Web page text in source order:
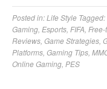
Posted in:Life Style Tagged:
Gaming Esports FIFA
Reviews Game Strategies
Platforms Gaming Tips
Online Gaming PES